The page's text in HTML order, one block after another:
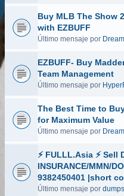
Buy MLB The Show
with EZBUFF
Último mensaje por
EZBUFF- Buy
Team Management
Último mensaje por
The Best Time to
for Maximum Value
Último mensaje por
⚡ FULLL.Asia ⚡
INSURANCE/MMN/
9382450401 |short
Último mensaje por